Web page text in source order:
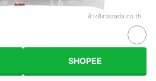
อ้างอิง:lazada.co.th
SHOPEE